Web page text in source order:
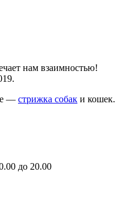
нам взаимностью!
— стрижка собак и кошек.
до 20.00